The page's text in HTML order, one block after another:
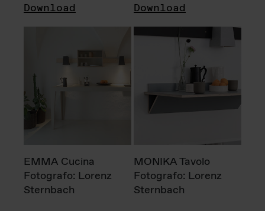
Download Download
EMMA Cucina
Fotografo: Lorenz
Sternbach
MONIKA Tavolo
Fotografo: Lorenz
Sternbach